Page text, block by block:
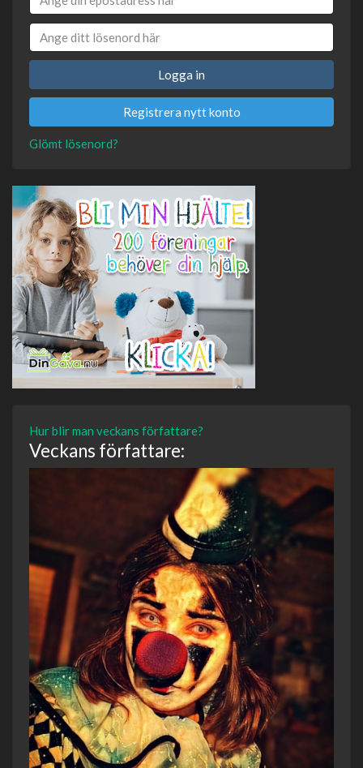
Logga in
Registrera nytt konto
Glömt lösenord?
Hur blir man veckans författare?
Veckans författare: